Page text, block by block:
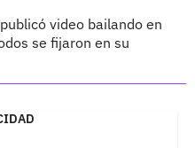
video bailando en
se fijaron en su